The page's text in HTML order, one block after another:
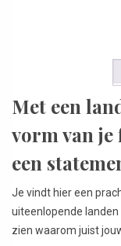
Met een
vorm van je
een
Je vindt hier een
uiteenlopende landen
zien waarom juist